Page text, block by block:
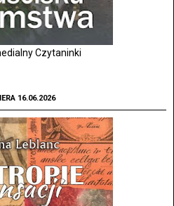
Czytaninki
16.06.2026